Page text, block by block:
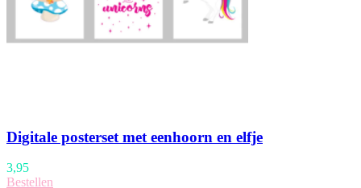
Digitale posterset met eenhoorn en elfje
3,95
Bestellen